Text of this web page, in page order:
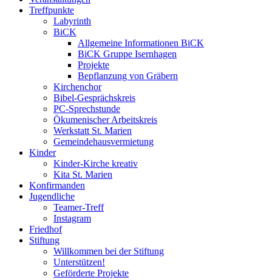
Treffpunkte
Labyrinth
BiCK
Allgemeine Informationen BiCK
BiCK Gruppe Isernhagen
Projekte
Bepflanzung von Gräbern
Kirchenchor
Bibel-Gesprächskreis
PC-Sprechstunde
Ökumenischer Arbeitskreis
Werkstatt St. Marien
Gemeindehausvermietung
Kinder
Kinder-Kirche kreativ
Kita St. Marien
Konfirmanden
Jugendliche
Teamer-Treff
Instagram
Friedhof
Stiftung
Willkommen bei der Stiftung
Unterstützen!
Geförderte Projekte